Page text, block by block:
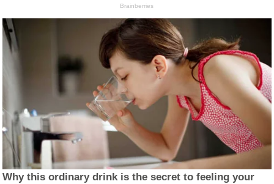
Brainberries
Why this ordinary drink is the secret to feeling your